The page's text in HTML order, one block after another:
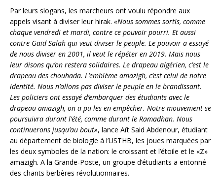
Par leurs slogans, les marcheurs ont voulu répondre aux
appels visant à diviser leur hirak. «Nous sommes sortis, comme
chaque vendredi et mardi, contre ce pouvoir pourri. Et aussi
contre Gaïd Salah qui veut diviser le peuple. Le pouvoir a essayé
de nous diviser en 2001, il veut le répéter en 2019. Mais nous
leur disons qu’on restera solidaires. Le drapeau algérien, c’est le
drapeau des chouhada. L’emblème amazigh, c’est celui de notre
identité. Nous n’allons pas diviser le peuple en le brandissant.
Les policiers ont essayé d’embarquer des étudiants avec le
drapeau amazigh, on a pu les en empêcher. Notre mouvement se
poursuivra durant l’été, comme durant le Ramadhan. Nous
continuerons jusqu’au bout», lance Aït Said Abdenour, étudiant
au département de biologie à l’USTHB, les joues marquées par
les deux symboles de la nation: le croissant et l’étoile et le «Z»
amazigh. A la Grande-Poste, un groupe d’étudiants a entonné
des chants berbères révolutionnaires.